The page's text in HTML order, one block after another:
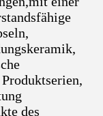
des